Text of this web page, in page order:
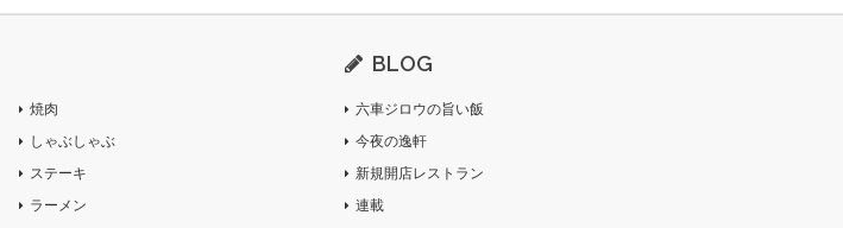
焼肉
しゃぶしゃぶ
ステーキ
ラーメン
BLOG
六車ジロウの旨い飯
今夜の逸軒
新規開店レストラン
連載